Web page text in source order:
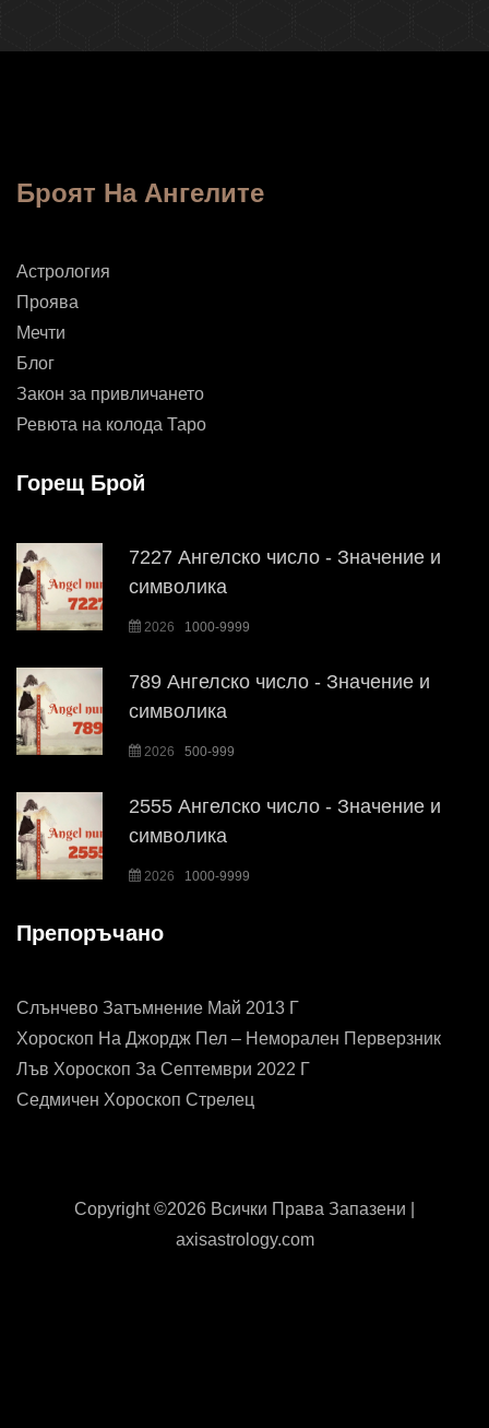
Броят На Ангелите
Астрология
Проява
Мечти
Блог
Закон за привличането
Ревюта на колода Таро
Горещ Брой
7227 Ангелско число - Значение и
символика
2026 1000-9999
789 Ангелско число - Значение и
символика
2026 500-999
2555 Ангелско число - Значение и
символика
2026 1000-9999
Препоръчано
Слънчево Затъмнение Май 2013 Г
Хороскоп На Джордж Пел – Неморален Перверзник
Лъв Хороскоп За Септември 2022 Г
Седмичен Хороскоп Стрелец
Copyright ©2026 Всички Права Запазени |
axisastrology.com